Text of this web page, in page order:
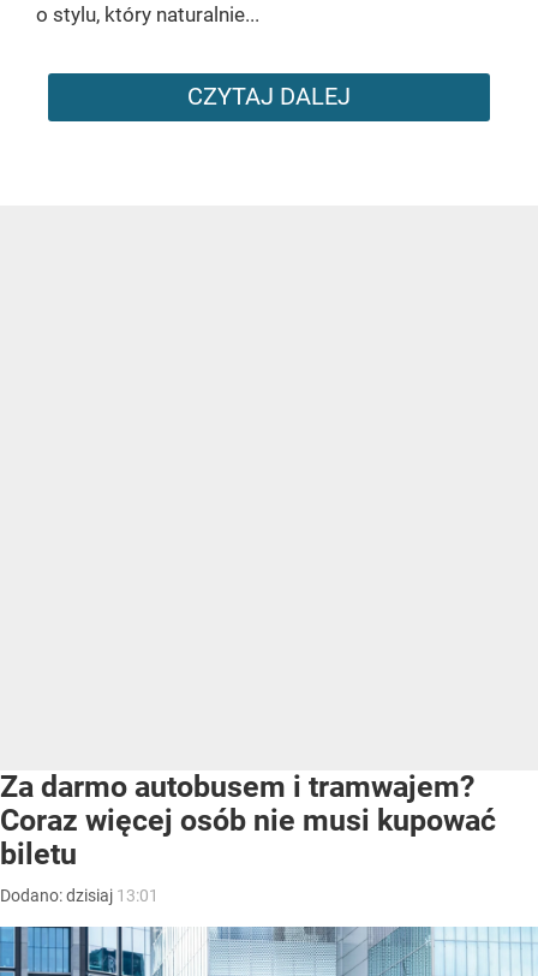
o stylu, który naturalnie...
CZYTAJ DALEJ
Za darmo autobusem i tramwajem?
Coraz więcej osób nie musi kupować
biletu
Dodano:dzisiaj 13:01